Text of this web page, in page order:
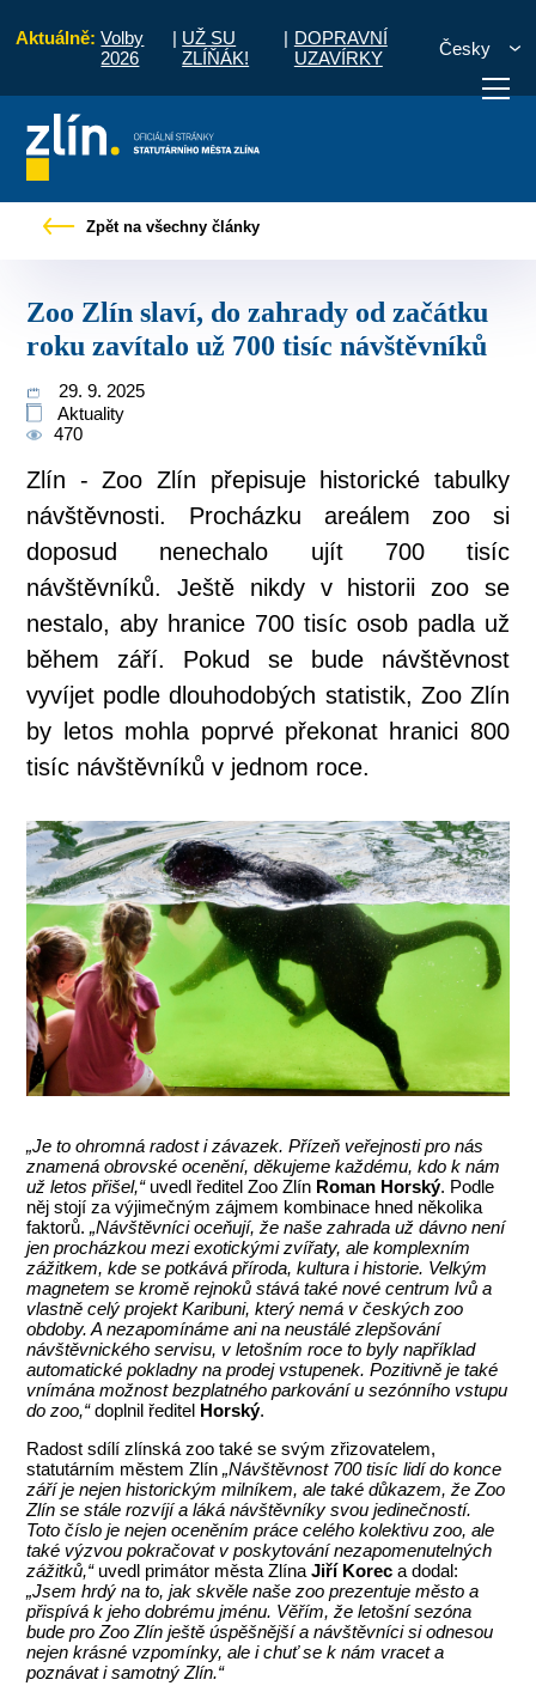
Aktuálně: Volby
2026
| UŽ SU
ZLÍŇÁK!
| DOPRAVNÍ
UZAVÍRKY
Česky
vyřídit Potřebuji zaplatit
Zpět na všechny články
Zoo Zlín slaví, do zahrady od začátku
roku zavítalo už 700 tisíc návštěvníků
29. 9. 2025
Aktuality
470
Zlín - Zoo Zlín přepisuje historické tabulky
návštěvnosti. Procházku areálem zoo si
doposud nenechalo ujít 700 tisíc
návštěvníků. Ještě nikdy v historii zoo se
nestalo, aby hranice 700 tisíc osob padla už
během září. Pokud se bude návštěvnost
vyvíjet podle dlouhodobých statistik, Zoo Zlín
by letos mohla poprvé překonat hranici 800
tisíc návštěvníků v jednom roce.
„Je to ohromná radost i závazek. Přízeň veřejnosti pro nás
znamená obrovské ocenění, děkujeme každému, kdo k nám
už letos přišel,“uvedl ředitel Zoo Zlín Roman Horský. Podle
něj stojí za výjimečným zájmem kombinace hned několika
faktorů.„Návštěvníci oceňují, že naše zahrada už dávno není
jen procházkou mezi exotickými zvířaty, ale komplexním
zážitkem, kde se potkává příroda, kultura i historie. Velkým
magnetem se kromě rejnoků stává také nové centrum lvů a
vlastně celý projekt Karibuni, který nemá v českých zoo
obdoby. A nezapomínáme ani na neustálé zlepšování
návštěvnického servisu, v letošním roce to byly například
automatické pokladny na prodej vstupenek. Pozitivně je také
vnímána možnost bezplatného parkování u sezónního vstupu
do zoo,“doplnil ředitel Horský.
Radost sdílí zlínská zoo také se svým zřizovatelem,
statutárním městem Zlín„Návštěvnost 700 tisíc lidí do konce
září je nejen historickým milníkem, ale také důkazem, že Zoo
Zlín se stále rozvíjí a láká návštěvníky svou jedinečností.
Toto číslo je nejen oceněním práce celého kolektivu zoo, ale
také výzvou pokračovat v poskytování nezapomenutelných
zážitků,“uvedl primátor města ZlínaJiří Korec a dodal:
„Jsem hrdý na to, jak skvěle naše zoo prezentuje město a
přispívá k jeho dobrému jménu. Věřím, že letošní sezóna
bude pro Zoo Zlín ještě úspěšnější a návštěvníci si odnesou
nejen krásné vzpomínky, ale i chuť se k nám vracet a
poznávat i samotný Zlín.“